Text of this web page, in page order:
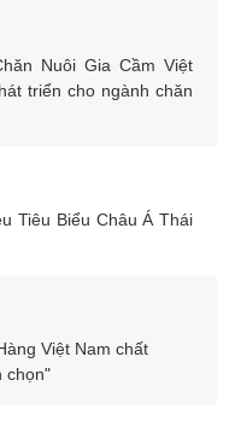
Nuôi Gia Cầm Việt
triển cho ngành chăn
Tiêu Biểu Châu Á Thái
Việt Nam chất
chọn"